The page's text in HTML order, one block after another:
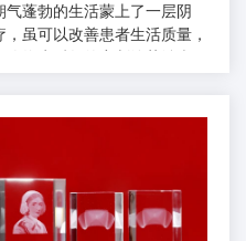
蓬勃的生活蒙上了一层阴
虽可以改善患者生活质量，